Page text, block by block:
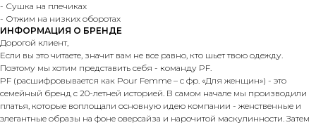
- Сушка на плечиках
- Отжим на низких оборотах
ИНФОРМАЦИЯ О БРЕНДЕ
Дорогой клиент,
Если вы это читаете, значит вам не все равно, кто шьет твою одежду.
Поэтому мы хотим представить себя - команду PF.
PF (расшифровывается как Pour Femme – с фр. «Для женщин») - это
семейный бренд с 20-летней историей. В самом начале мы производили
платья, которые воплощали основную идею компании - женственные и
элегантные образы на фоне оверсайза и нарочитой маскулинности. Затем